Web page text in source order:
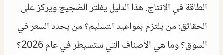
الطاقة في الإنتاج. هذا الدليل يفلتر الضجيج ويركز على
الحقائق: من يلتزم بمواعيد التسليم؟ من يحدد السعر في
السوق؟ وما هي الأصناف التي ستسيطر في عام 2026؟